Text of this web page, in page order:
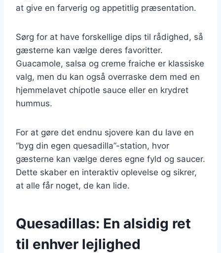
at give en farverig og appetitlig præsentation.
Sørg for at have forskellige dips til rådighed, så
gæsterne kan vælge deres favoritter.
Guacamole, salsa og creme fraiche er klassiske
valg, men du kan også overraske dem med en
hjemmelavet chipotle sauce eller en krydret
hummus.
For at gøre det endnu sjovere kan du lave en
“byg din egen quesadilla”-station, hvor
gæsterne kan vælge deres egne fyld og saucer.
Dette skaber en interaktiv oplevelse og sikrer,
at alle får noget, de kan lide.
Quesadillas: En alsidig ret
til enhver lejlighed